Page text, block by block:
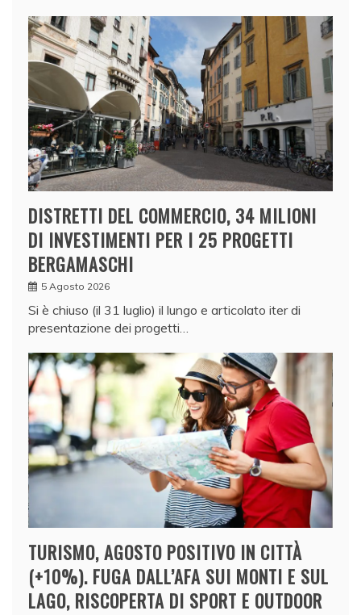
DISTRETTI DEL COMMERCIO, 34 MILIONI
DI INVESTIMENTI PER I 25 PROGETTI
BERGAMASCHI
5 Agosto 2026
Si è chiuso (il 31 luglio) il lungo e articolato iter di
presentazione dei progetti…
TURISMO, AGOSTO POSITIVO IN CITTÀ
(+10%). FUGA DALL’AFA SUI MONTI E SUL
LAGO, RISCOPERTA DI SPORT E OUTDOOR